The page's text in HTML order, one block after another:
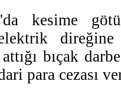
kesime
bıçak
para cezası